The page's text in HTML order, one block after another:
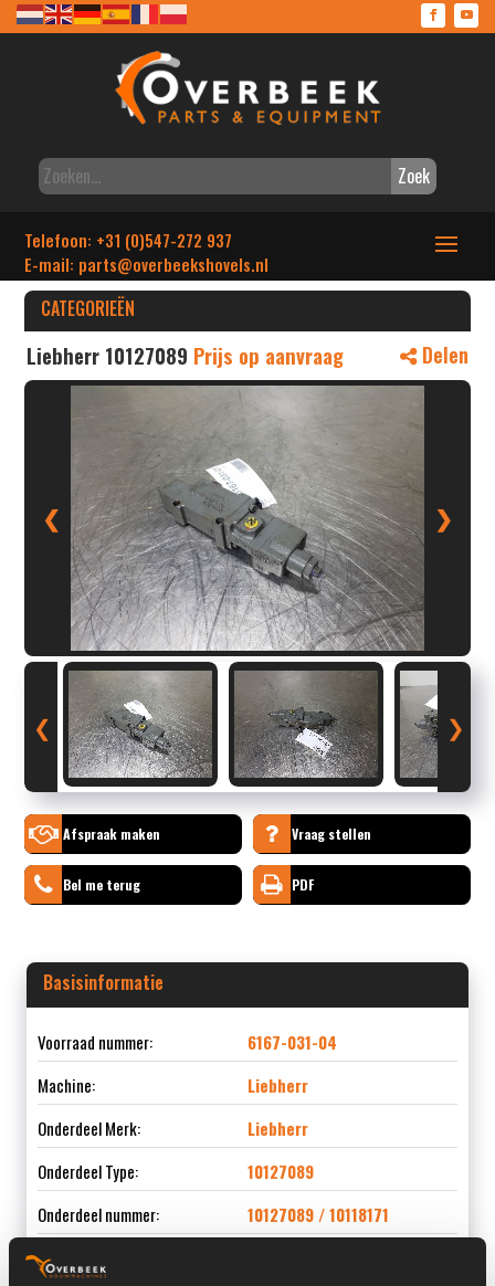
Zoek
Telefoon: +31 (0)547-272 937
E-mail: parts@overbeekshovels.nl
CATEGORIEËN
Liebherr 10127089 Prijs op aanvraag Delen
❮ ❯
❮ ❯
Afspraak maken Vraag stellen
Bel me terug PDF
Basisinformatie
Voorraad nummer:
6167-031-04
Machine:
Liebherr
Onderdeel Merk:
Liebherr
Onderdeel Type:
10127089
Onderdeel nummer:
10127089 / 10118171